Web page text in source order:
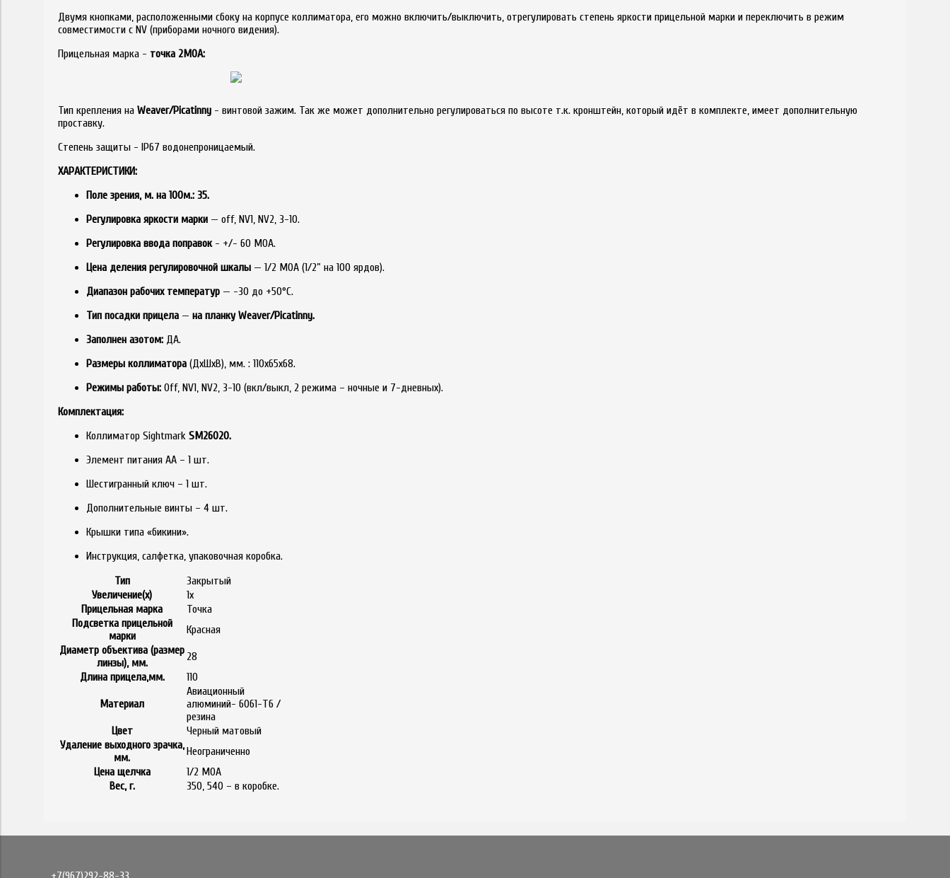
Двумя кнопками, расположенными сбоку на корпусе коллиматора, его можно включить/выключить, отрегулировать степень яркости прицельной марки и переключить в режим
совместимости с NV (приборами ночного видения).
Прицельная марка - точка 2MOA:
Тип крепления на Weaver/Picatinny - винтовой зажим. Так же может дополнительно регулироваться по высоте т.к. кронштейн, который идёт в комплекте, имеет дополнительную
проставку.
Степень защиты - IP67 водонепроницаемый.
ХАРАКТЕРИСТИКИ:
Поле зрения, м. на 100м.: 35.
Регулировка яркости марки — off, NV1, NV2, 3-10.
Регулировка ввода поправок- +/- 60 МОА.
Цена деления регулировочной шкалы — 1/2 МОА (1/2” на 100 ярдов).
Диапазон рабочих температур — -30 до +50°С.
Тип посадки прицела — на планку Weaver/Picatinny.
Заполнен азотом: ДА.
Размеры коллиматора (ДхШхВ), мм. : 110x65x68.
Режимы работы: Off, NV1, NV2, 3-10 (вкл/выкл, 2 режима – ночные и 7-дневных).
Комплектация:
Коллиматор Sightmark SM26020.
Элемент питания АА – 1 шт.
Шестигранный ключ – 1 шт.
Дополнительные винты – 4 шт.
Крышки типа «бикини».
Инструкция, салфетка, упаковочная коробка.
Тип
Закрытый
Увеличение(x)
1х
Прицельная марка
Точка
Подсветка прицельной
марки
Красная
Диаметр объектива (размер
линзы), мм.
28
Длина прицела,мм.
110
Материал
Авиационный
алюминий- 6061-T6 /
резина
Цвет
Черный матовый
Удаление выходного зрачка,
мм.
Неограниченно
Цена щелчка
1/2 МОА
Вес, г.
350, 540 – в коробке.